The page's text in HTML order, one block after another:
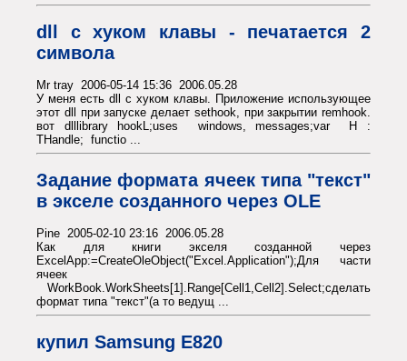
dll с хуком клавы - печатается 2
символа
Mr tray 2006-05-14 15:36 2006.05.28
У меня есть dll с хуком клавы. Приложение использующее
этот dll при запуске делает sethook, при закрытии remhook.
вот dlllibrary hookL;uses windows, messages;var H :
THandle; functio ...
Задание формата ячеек типа "текст"
в экселе созданного через OLE
Pine 2005-02-10 23:16 2006.05.28
Как для книги экселя созданной через
ExcelApp:=CreateOleObject("Excel.Application");Для части
ячеек
WorkBook.WorkSheets[1].Range[Cell1,Cell2].Select;сделать
формат типа "текст"(а то ведущ ...
купил Samsung E820